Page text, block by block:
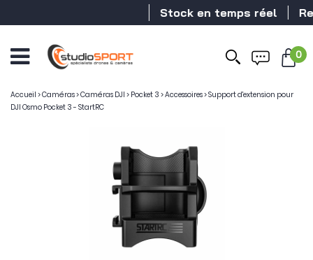
Stock en temps réel
0
Accueil >Caméras>Caméras DJI > Pocket 3 >Accessoires>Support d'extension pour
DJI Osmo Pocket 3 - StartRC